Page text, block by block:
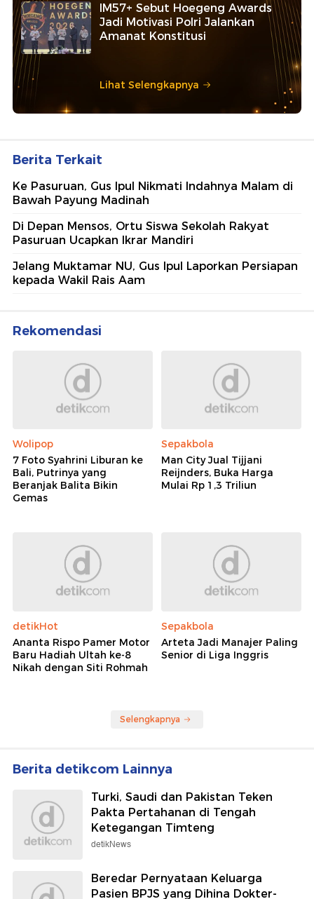
IM57+ Sebut Hoegeng Awards
Jadi Motivasi Polri Jalankan
Amanat Konstitusi
Lihat Selengkapnya
Berita Terkait
Ke Pasuruan, Gus Ipul Nikmati Indahnya Malam di
Bawah Payung Madinah
Di Depan Mensos, Ortu Siswa Sekolah Rakyat
Pasuruan Ucapkan Ikrar Mandiri
Jelang Muktamar NU, Gus Ipul Laporkan Persiapan
kepada Wakil Rais Aam
Rekomendasi
Wolipop
7 Foto Syahrini Liburan ke
Bali, Putrinya yang
Beranjak Balita Bikin
Gemas
Sepakbola
Man City Jual Tijjani
Reijnders, Buka Harga
Mulai Rp 1,3 Triliun
detikHot
Ananta Rispo Pamer Motor
Baru Hadiah Ultah ke-8
Nikah dengan Siti Rohmah
Sepakbola
Arteta Jadi Manajer Paling
Senior di Liga Inggris
Selengkapnya
Berita detikcom Lainnya
Turki, Saudi dan Pakistan Teken
Pakta Pertahanan di Tengah
Ketegangan Timteng
detikNews
Beredar Pernyataan Keluarga
Pasien BPJS yang Dihina Dokter-